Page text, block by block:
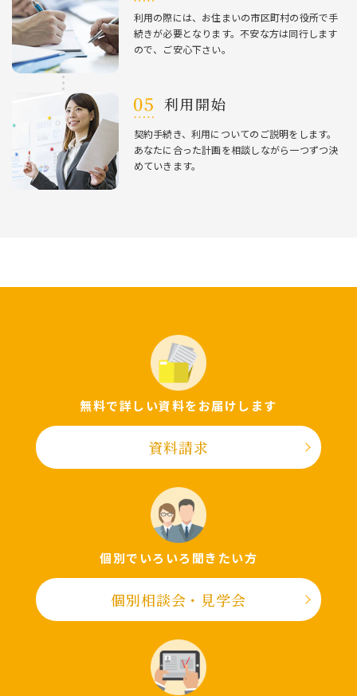
利⽤の際には、お住まいの市区町村の役所で⼿
続きが必要となります。不安な⽅は同⾏します
ので、ご安⼼下さい。
利⽤開始
契約⼿続き、利⽤についてのご説明をします。
あなたに合った計画を相談しながら⼀つずつ決
めていきます。
無料で詳しい資料をお届けします
資料請求
個別でいろいろ聞きたい⽅
個別相談会・⾒学会